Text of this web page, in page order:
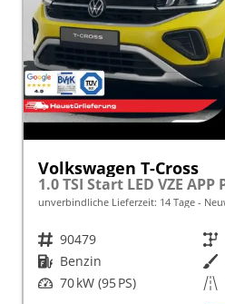
Volkswagen T-Cross
1.0 TSI Start LED VZE APP
unverbindliche Lieferzeit: 14 Tage
Fahrzeugnr. 90479 Getriebe
Kraftstoff Benzin Außenfarbe
Leistung 70 kW (95 PS) Kilometerstand